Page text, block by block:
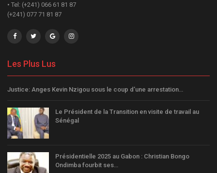
• Tel: (+241) 066 61 81 87
(+241) 077 71 81 87
Les Plus Lus
Justice: Anges Kevin Nzigou sous le coup d’une arrestation…
Le Président de la Transition en visite de travail au
Sénégal
Présidentielle 2025 au Gabon : Christian Bongo
Ondimba fourbit ses…